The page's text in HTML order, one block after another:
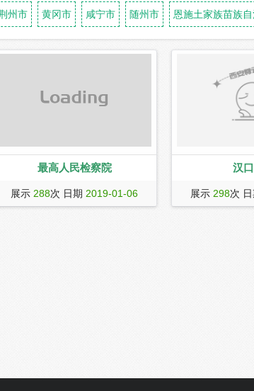
州市 黄冈市 咸宁市 随州市 恩施土家族苗族自
最高人民检察院
展示 288次 日期 2019-01-06
汉
展示 298次